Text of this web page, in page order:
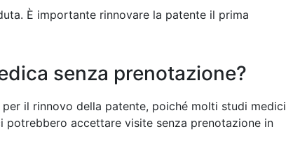
È importante rinnovare la patente il prima
senza prenotazione?
il rinnovo della patente, poiché molti studi medici
accettare visite senza prenotazione in